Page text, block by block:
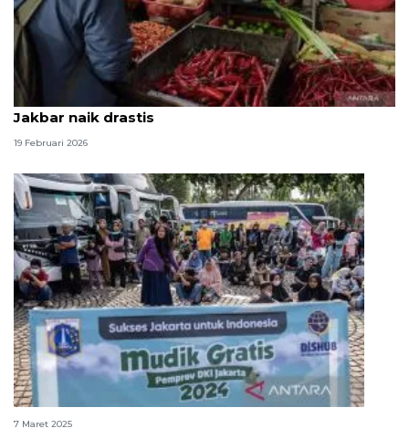
Hari pertama Ramadhan, harga bahan pokok di
Jakbar naik drastis
19 Februari 2026
Jakbar sediakan 2.250 kuota mudik gratis 2025
7 Maret 2025